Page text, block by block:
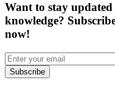
Want to stay
knowledge?
now!
Subscribe